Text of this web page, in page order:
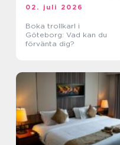
02. juli 2026
Boka trollkarl i
Göteborg: Vad kan du
förvänta dig?